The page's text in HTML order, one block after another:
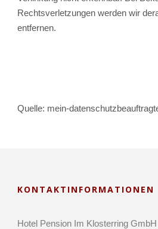
Rechtsverletzungen werden wir
entfernen.
Quelle: mein-
KONTAKTINFORMATIONEN
Hotel Pension Im Klosterring GmbH